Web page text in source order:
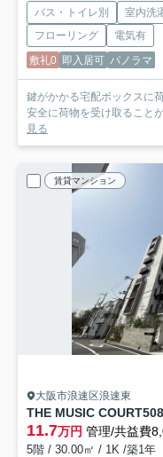
バス・トイレ別 室内洗
フローリング
電気有
敷礼0 即入居可 パノラマ
鍵がかかる宅配ボックスに
安全に荷物を受け取ること
見る
賃貸マンション
大阪市浪速区浪速東
THE MUSIC COURT508
11.7万円 管理/共益費
5階 / 30.00㎡ / 1K /築1年